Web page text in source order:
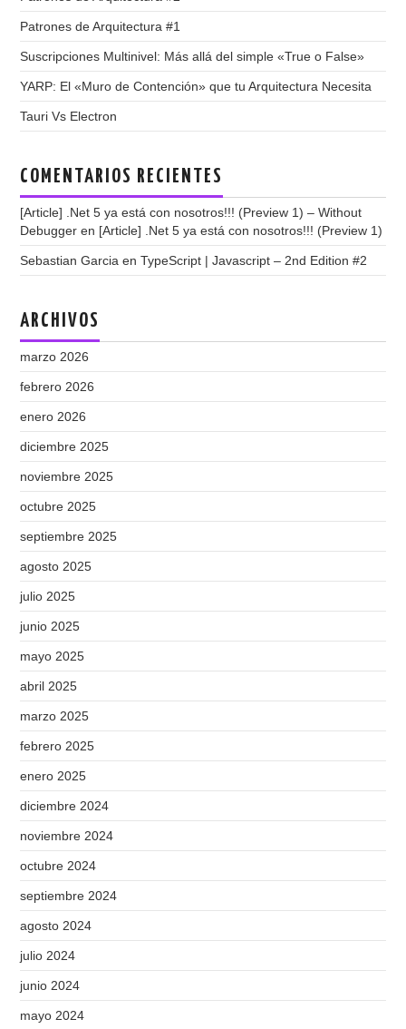
Patrones de Arquitectura #1
Suscripciones Multinivel: Más allá del simple «True o False»
YARP: El «Muro de Contención» que tu Arquitectura Necesita
Tauri Vs Electron
COMENTARIOS RECIENTES
[Article] .Net 5 ya está con nosotros!!! (Preview 1) – Without
Debugger en [Article] .Net 5 ya está con nosotros!!! (Preview 1)
Sebastian Garcia enTypeScript | Javascript – 2nd Edition #2
ARCHIVOS
marzo 2026
febrero 2026
enero 2026
diciembre 2025
noviembre 2025
octubre 2025
septiembre 2025
agosto 2025
julio 2025
junio 2025
mayo 2025
abril 2025
marzo 2025
febrero 2025
enero 2025
diciembre 2024
noviembre 2024
octubre 2024
septiembre 2024
agosto 2024
julio 2024
junio 2024
mayo 2024